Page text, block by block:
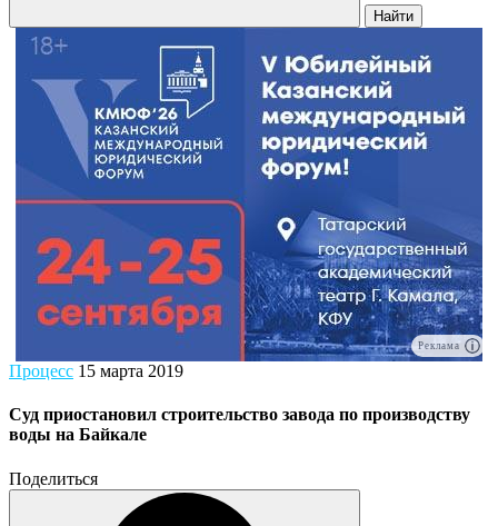
Найти
Реклама
Процесс 15 марта 2019
Суд приостановил строительство завода по производству
воды на Байкале
Поделиться